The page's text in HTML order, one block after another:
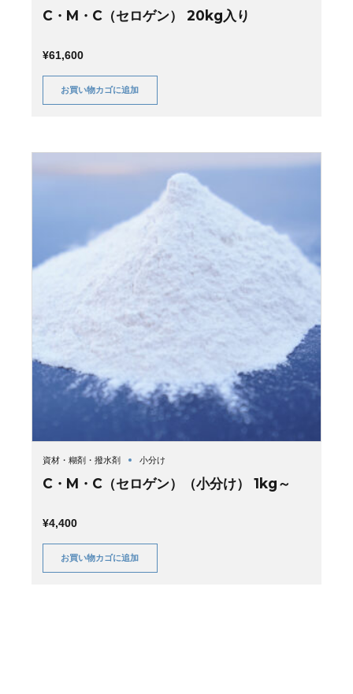
C・M・C（セロゲン） 20kg入り
¥61,600
お買い物カゴに追加
資材・糊剤・撥水剤 小分け
C・M・C（セロゲン）（小分け） 1kg～
¥4,400
お買い物カゴに追加